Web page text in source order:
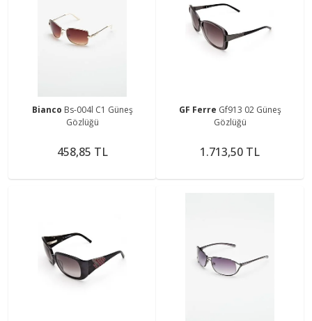
Bianco Bs-004l C1 Güneş
Gözlüğü
458,85 TL
GF Ferre Gf913 02 Güneş
Gözlüğü
1.713,50 TL